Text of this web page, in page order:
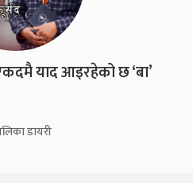
याद आइरहेको छ ‘बा’
डायरी